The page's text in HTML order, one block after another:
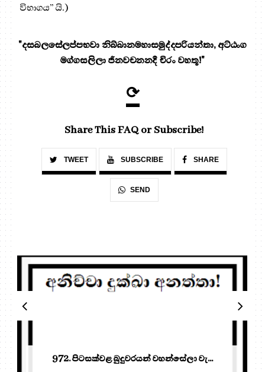
විභාගය” යි.)
"දසබලසේලප්පභවා නිබ්බානමහාසමුද්දපරියන්තා, අට්ඨංග
මග්ගසලිලා ජිනවචනනදී චිරං වහතූ!"
⟳
Share This FAQ or Subscribe!
TWEET SUBSCRIBE SHARE
SEND
972. පිටසක්වළ බුදුවරයන් වහන්සේලා වැ...